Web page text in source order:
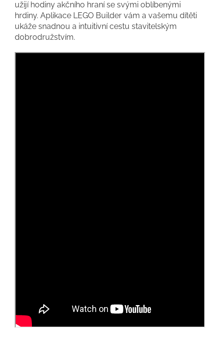
užijí hodiny akčního hraní se svými oblíbenými
hrdiny. Aplikace LEGO Builder vám a vašemu dítěti
ukáže snadnou a intuitivní cestu stavitelským
dobrodružstvím.